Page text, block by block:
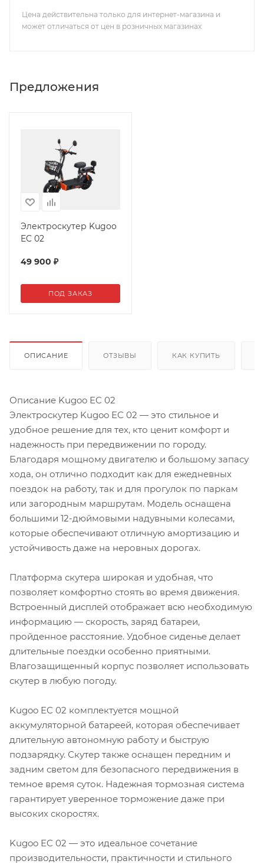
Цена действительна только для интернет-магазина и
может отличаться от цен в розничных магазинах
Предложения
Электроскутер Kugoo
EC 02
49 900 ₽
ПОД ЗАКАЗ
ОПИСАНИЕ ОТЗЫВЫ КАК КУПИТЬ
Описание Kugoo EC 02
Электроскутер Kugoo EC 02 — это стильное и
удобное решение для тех, кто ценит комфорт и
надежность при передвижении по городу.
Благодаря мощному двигателю и большому запасу
хода, он отлично подходит как для ежедневных
поездок на работу, так и для прогулок по паркам
или загородным маршрутам. Модель оснащена
большими 12-дюймовыми надувными колесами,
которые обеспечивают отличную амортизацию и
устойчивость даже на неровных дорогах.
Платформа скутера широкая и удобная, что
позволяет комфортно стоять во время движения.
Встроенный дисплей отображает всю необходимую
информацию — скорость, заряд батареи,
пройденное расстояние. Удобное сиденье делает
длительные поездки особенно приятными.
Влагозащищенный корпус позволяет использовать
скутер в любую погоду.
Kugoo EC 02 комплектуется мощной
аккумуляторной батареей, которая обеспечивает
длительную автономную работу и быструю
подзарядку. Скутер также оснащен передним и
задним светом для безопасного передвижения в
темное время суток. Надежная тормозная система
гарантирует уверенное торможение даже при
высоких скоростях.
Kugoo EC 02 — это идеальное сочетание
производительности, практичности и стильного